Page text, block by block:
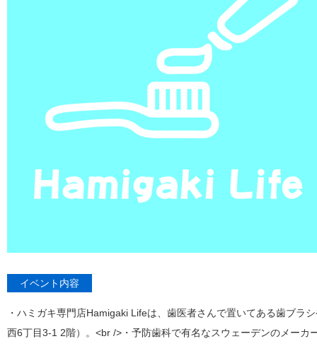
イベント内容
・ハミガキ専門店Hamigaki Lifeは、歯医者さんで置いてある歯ブラ
西6丁目3-1 2階）。<br />・予防歯科で有名なスウェーデンのメーカ